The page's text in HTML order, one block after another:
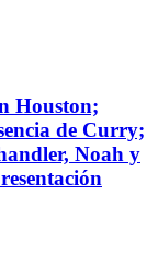
Houston;
de Curry;
Noah y